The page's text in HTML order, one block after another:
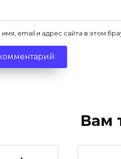
имя, email и адрес сайта в этом
Вам